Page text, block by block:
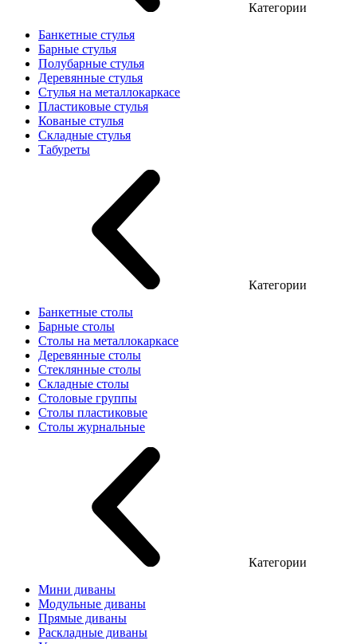
Категории
Банкетные стулья
Барные стулья
Полубарные стулья
Деревянные стулья
Стулья на металлокаркасе
Пластиковые стулья
Кованые стулья
Складные стулья
Табуреты
Категории
Банкетные столы
Барные столы
Столы на металлокаркасе
Деревянные столы
Стеклянные столы
Складные столы
Столовые группы
Столы пластиковые
Столы журнальные
Категории
Мини диваны
Модульные диваны
Прямые диваны
Раскладные диваны